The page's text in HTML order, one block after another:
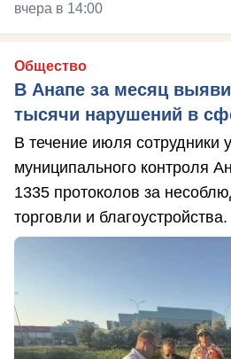
вчера в 14:00
Общество
В Анапе за месяц
тысячи нарушений в
В течение июля сотрудники
муниципального контроля
1335 протоколов за
торговли и благоустройства.